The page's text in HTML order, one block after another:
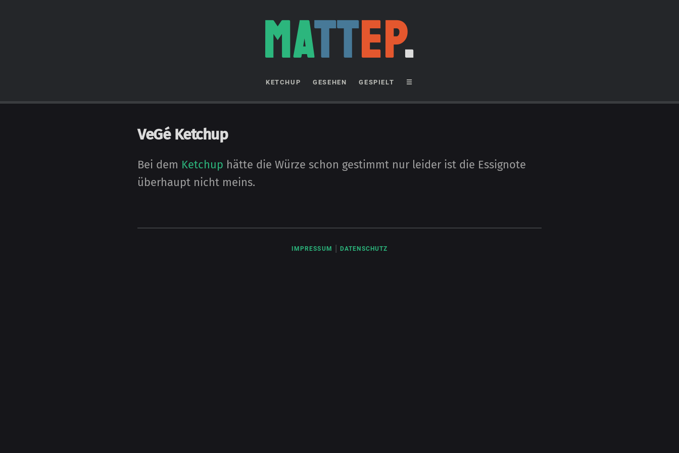
MATTEP.
KETCHUP GESEHEN GESPIELT ☰
VeGé Ketchup
Bei dem Ketchup hätte die Würze schon ge­stimmt nur leider ist die Essig­note
über­haupt nicht meins.
IMPRESSUM DATENSCHUTZ